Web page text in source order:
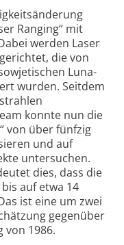
Ranging“ mit
werden Laser
die von
Luna-
wurden. Seitdem
konnte nun die
von über fünfzig
und auf
untersuchen.
dies, dass die
auf etwa 14
ist eine um zwei
gegenüber
von 1986.